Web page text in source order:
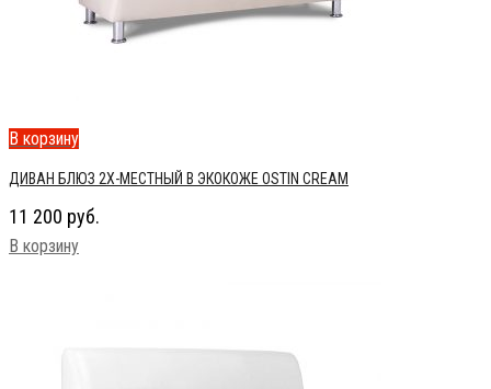
В корзину
ДИВАН БЛЮЗ 2Х-МЕСТНЫЙ В ЭКОКОЖЕ OSTIN CREAM
11 200 руб.
В корзину